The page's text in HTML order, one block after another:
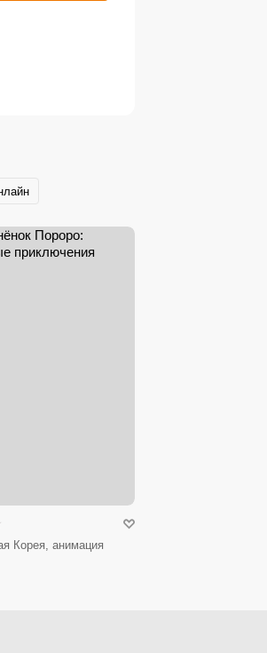
Корея, анимация